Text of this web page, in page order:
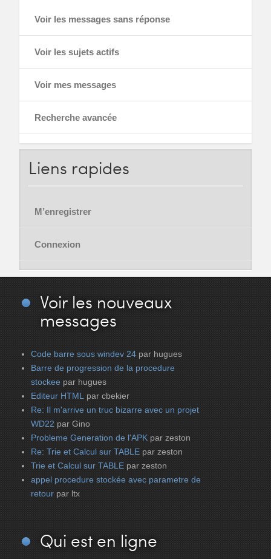
Voir les messages sans réponse
Voir les sujets actifs
Voir mes messages
Recherche avancée
Liens rapides
M’enregistrer
Connexion
Voir les nouveaux
messages
Code barre sous windev 24 par hugues
Barre de progression de la procedure
stockee par hugues
Editeur HTML par cbekier
Re: Il m'arrive un truc bizarre avec un projet
WD22 par Gino
Probleme Generation de l'APK par zeston
Re: Trie et Calcul sur TABLE par zeston
Trie et Calcul sur TABLE par zeston
appel procedure stockée avec parametre de
retour par ltx
Qui est en ligne